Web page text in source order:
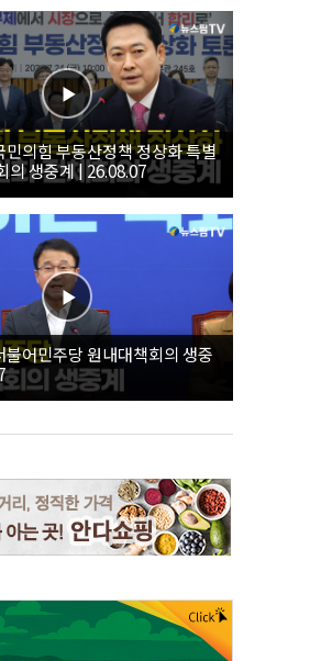
의힘 부동산정책 정상화 특별
의 생중계 | 26.08.07
어민주당 원내대책회의 생중